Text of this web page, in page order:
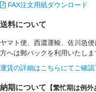
FAX注文用紙ダウンロード
送料について
ヤマト便、西濃運輸、佐川急
方へは郵パックを利用いたしま
運賃の詳細はこちらにてご確
納期について 【繁忙期は例外